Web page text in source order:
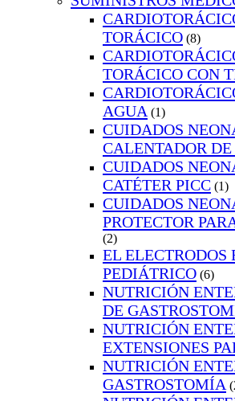
TORÁCICO (8)
TORÁCICO CON
AGUA (1)
CUIDADOS
CALENTADOR
CUIDADOS
CATÉTER PICC (1)
CUIDADOS
PROTECTOR
(2)
EL ELECTRODOS
PEDIÁTRICO (6)
NUTRICIÓN
DE
NUTRICIÓN
EXTENSIONES
NUTRICIÓN
GASTROSTOMÍA